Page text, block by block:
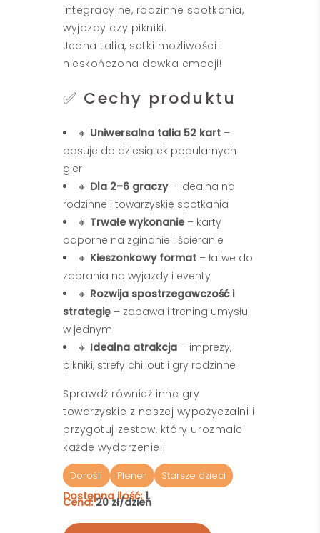
integracyjne, rodzinne spotkania,
wyjazdy czy pikniki.
Jedna talia, setki możliwości i
nieskończona dawka emocji!
✅ Cechy produktu
🔸 Uniwersalna talia 52 kart –
pasuje do dziesiątek popularnych
gier
🔸 Dla 2–6 graczy– idealna na
rodzinne i towarzyskie spotkania
🔸 Trwałe wykonanie– karty
odporne na zginanie i ścieranie
🔸 Kieszonkowy format – łatwe do
zabrania na wyjazdy i eventy
🔸 Rozwija spostrzegawczość i
strategię – zabawa i trening umysłu
w jednym
🔸 Idealna atrakcja – imprezy,
pikniki, strefy chillout i gry rodzinne
Sprawdź również inne gry
towarzyskie z naszej wypożyczalni i
przygotuj zestaw, który urozmaici
każde wydarzenie!
Dorośli Plener Starsze dzieci
Dostępna ilość:1
Cena:20 zł/dzień